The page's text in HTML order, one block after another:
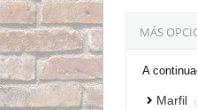
MÁS
A
Marfil